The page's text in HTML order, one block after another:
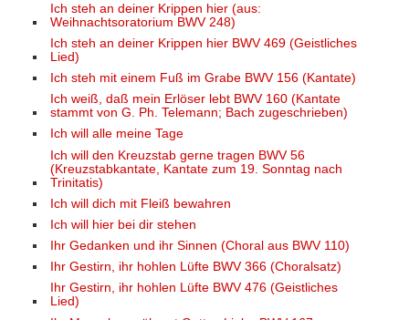
Ich steh an deiner Krippen hier (aus:
Weihnachtsoratorium BWV 248)
Ich steh an deiner Krippen hier BWV 469 (Geistliches
Lied)
Ich steh mit einem Fuß im Grabe BWV 156 (Kantate)
Ich weiß, daß mein Erlöser lebt BWV 160 (Kantate
stammt von G. Ph. Telemann; Bach zugeschrieben)
Ich will alle meine Tage
Ich will den Kreuzstab gerne tragen BWV 56
(Kreuzstabkantate, Kantate zum 19. Sonntag nach
Trinitatis)
Ich will dich mit Fleiß bewahren
Ich will hier bei dir stehen
Ihr Gedanken und ihr Sinnen (Choral aus BWV 110)
Ihr Gestirn, ihr hohlen Lüfte BWV 366 (Choralsatz)
Ihr Gestirn, ihr hohlen Lüfte BWV 476 (Geistliches
Lied)